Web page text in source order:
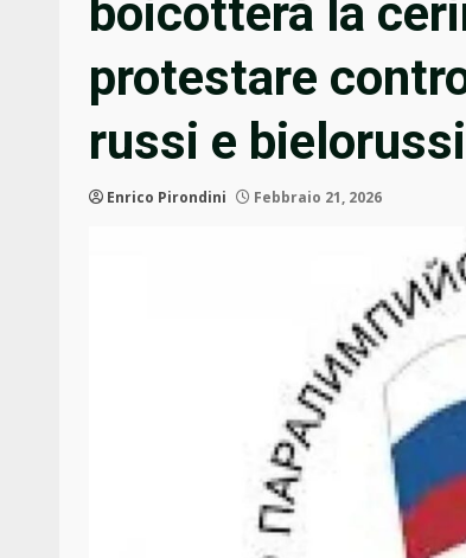
boicotterà la
protestare
russi e bielorussi
Enrico Pirondini Febbraio 21, 2026